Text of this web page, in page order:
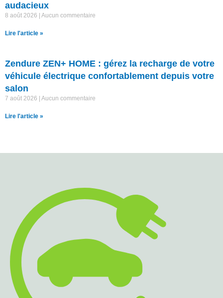
audacieux
8 août 2026 Aucun commentaire
Lire l'article »
Zendure ZEN+ HOME : gérez la recharge de votre
véhicule électrique confortablement depuis votre
salon
7 août 2026 Aucun commentaire
Lire l'article »